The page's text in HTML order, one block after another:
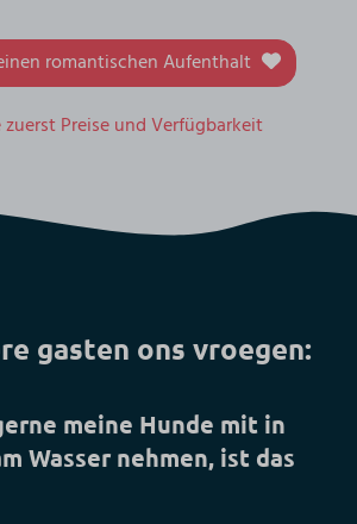
romantischen Aufenthalt
zuerst Preise und Verfügbarkeit
gasten ons vroegen:
meine Hunde mit in
Wasser nehmen, ist das